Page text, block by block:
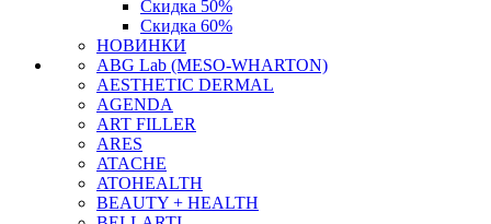
Скидка 50%
Скидка 60%
НОВИНКИ
ABG Lab (MESO-WHARTON)
AESTHETIC DERMAL
AGENDA
ART FILLER
ARES
ATACHE
ATOHEALTH
BEAUTY + HEALTH